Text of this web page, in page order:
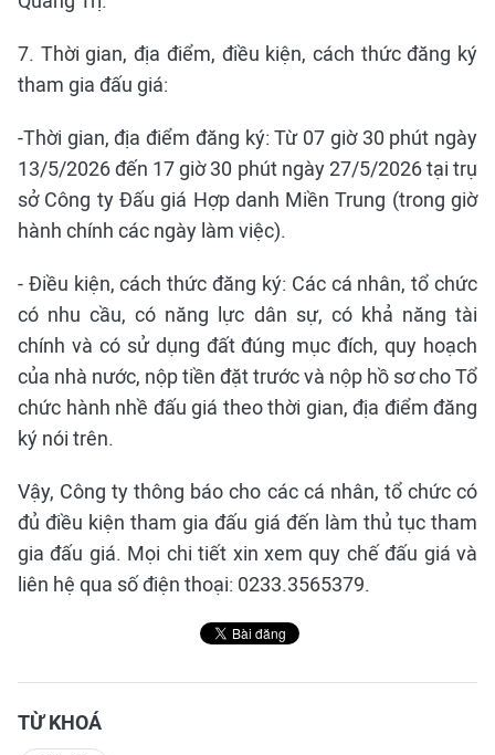
7. Thời gian, địa điểm, điều kiện, cách thức đăng ký
tham gia đấu giá:
-Thời gian, địa điểm đăng ký: Từ 07 giờ 30 phút ngày
13/5/2026 đến 17 giờ 30 phút ngày 27/5/2026 tại trụ
sở Công ty Đấu giá Hợp danh Miền Trung (trong giờ
hành chính các ngày làm việc).
- Điều kiện, cách thức đăng ký: Các cá nhân, tổ chức
có nhu cầu, có năng lực dân sự, có khả năng tài
chính và có sử dụng đất đúng mục đích, quy hoạch
của nhà nước, nộp tiền đặt trước và nộp hồ sơ cho Tổ
chức hành nhề đấu giá theo thời gian, địa điểm đăng
ký nói trên.
Vậy, Công ty thông báo cho các cá nhân, tổ chức có
đủ điều kiện tham gia đấu giá đến làm thủ tục tham
gia đấu giá. Mọi chi tiết xin xem quy chế đấu giá và
liên hệ qua số điện thoại: 0233.3565379.
TỪ KHOÁ